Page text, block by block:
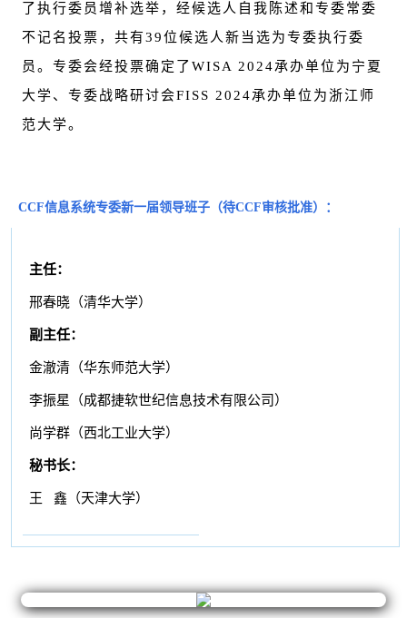
了执行委员增补选举，经候选人自我陈述和专委常委
不记名投票，共有39位候选人新当选为专委执行委
员。专委会经投票确定了WISA 2024承办单位为宁夏
大学、专委战略研讨会FISS 2024承办单位为浙江师
范大学。
CCF信息系统专委新一届领导班子（待CCF审核批准）：
主任：
邢春晓（清华大学）
副主任：
金澈清（华东师范大学）
李振星（成都捷软世纪信息技术有限公司）
尚学群（西北工业大学）
秘书长：
王 鑫（天津大学）